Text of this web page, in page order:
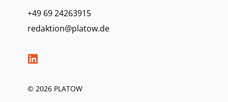
+49 69 24263915
redaktion@platow.de
© 2026 PLATOW